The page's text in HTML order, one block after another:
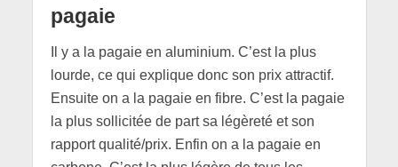
pagaie
Il y a la pagaie en aluminium. C’est la plus
lourde, ce qui explique donc son prix attractif.
Ensuite on a la pagaie en fibre. C’est la pagaie
la plus sollicitée de part sa légèreté et son
rapport qualité/prix. Enfin on a la pagaie en